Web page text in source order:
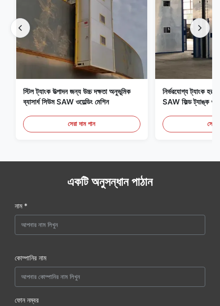
স্টিল ট্যাংক উত্পাদন জন্য উচ্চ দক্ষতা অনুভূমিক
ব্যাসার্ধ সিউম SAW ওয়েল্ডিং মেশিন
সেরা দাম পান
নির্ভরযোগ্য ট্যাংক
SAW ফিল্ড ট্যাঙ্ক
সেরা
একটি অনুসন্ধান পাঠান
নাম *
কোম্পানির নাম
ফোন নম্বর